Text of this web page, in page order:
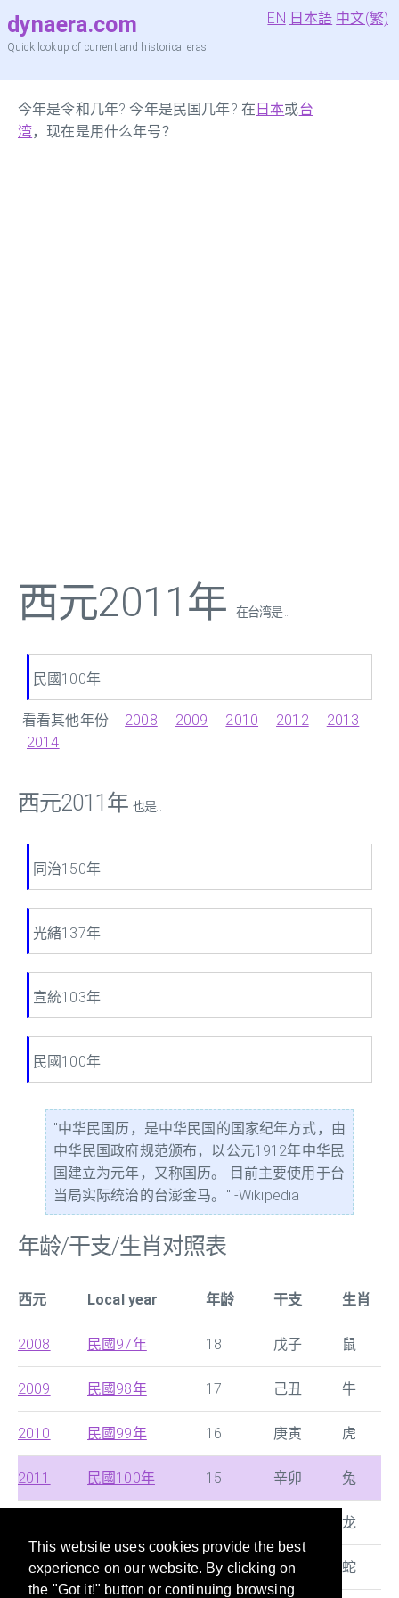
This website uses cookies provide the best
experience on our website. By clicking on
the "Got it!" button or continuing browsing
dynaera.com
Quick lookup of current and historical eras
EN 日本語 中文(繁)
今年是令和几年? 今年是民国几年? 在 日本或台
湾，现在是用什么年号？
西元2011年 在台湾是 ...
民國100年
看看其他年份: 2008 2009 2010 2012
2013
2014
西元2011年 也是...
同治150年
光緒137年
宣統103年
民國100年
"中华民国历，是中华民国的国家纪年方式，由
中华民国政府规范颁布，以公元1912年中华民
国建立为元年，又称国历。 目前主要使用于台
当局实际统治的台澎金马。" -Wikipedia
年龄/干支/生肖对照表
西元 Local year 年龄 干支 生肖
2008 民國97年 18 戊子 鼠
2009 民國98年 17 己丑 牛
2010 民國99年 16 庚寅 虎
2011 民國100年 15 辛卯 兔
龙
2013 民國102年 13 癸巳 蛇